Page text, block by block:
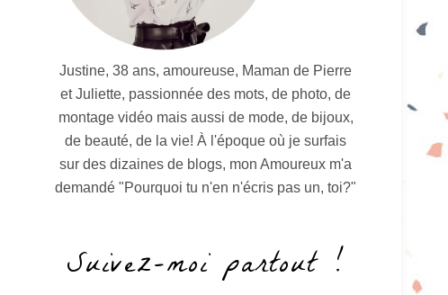
Justine, 38 ans, amoureuse, Maman de Pierre
et Juliette, passionnée des mots, de photo, de
montage vidéo mais aussi de mode, de bijoux,
de beauté, de la vie! À l'époque où je surfais
sur des dizaines de blogs, mon Amoureux m'a
demandé "Pourquoi tu n'en n'écris pas un, toi?"
Suivez-moi partout !